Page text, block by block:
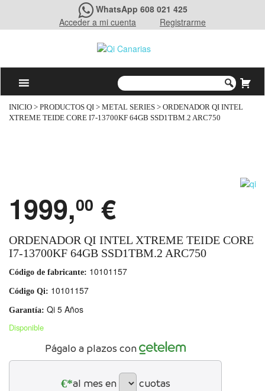
WhatsApp 608 021 425
Acceder a mi cuenta
Registrarme
INICIO > PRODUCTOS QI > METAL SERIES > ORDENADOR QI INTEL
XTREME TEIDE CORE I7-13700KF 64GB SSD1TBM.2 ARC750
1999,00 €
ORDENADOR QI INTEL XTREME TEIDE CORE
I7-13700KF 64GB SSD1TBM.2 ARC750
Código de fabricante: 10101157
Código Qi: 10101157
Garantía: Qi 5 Años
Disponible
Págalo a plazos con
€*al mes en cuotas